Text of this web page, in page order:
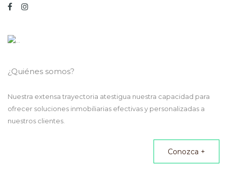
¿Quiénes somos?
Nuestra extensa trayectoria atestigua nuestra capacidad para
ofrecer soluciones inmobiliarias efectivas y personalizadas a
nuestros clientes.
Conozca +